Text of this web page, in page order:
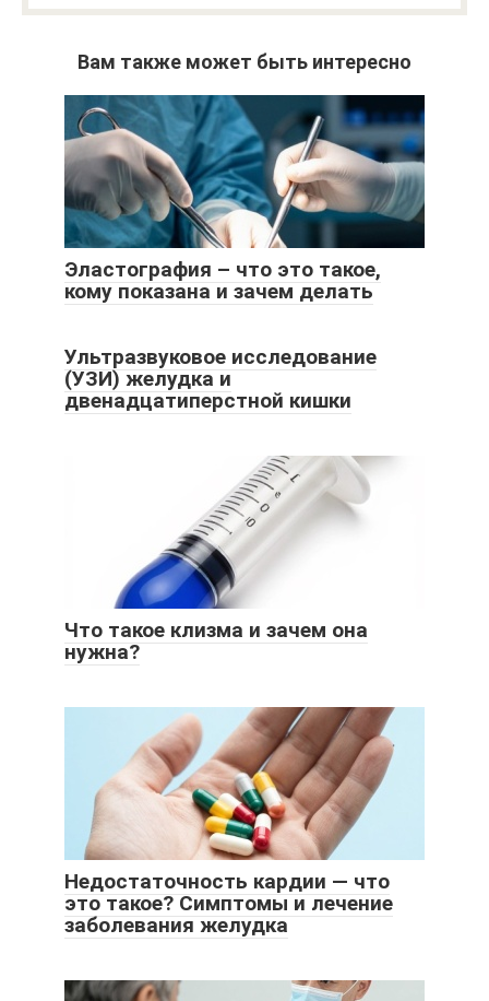
Вам также может быть интересно
Эластография – что это такое,
кому показана и зачем делать
Ультразвуковое исследование
(УЗИ) желудка и
двенадцатиперстной кишки
Что такое клизма и зачем она
нужна?
Недостаточность кардии — что
это такое? Симптомы и лечение
заболевания желудка